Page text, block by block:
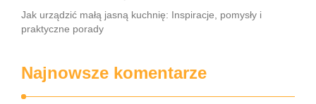
Jak urządzić małą jasną kuchnię: Inspiracje, pomysły i
praktyczne porady
Najnowsze komentarze